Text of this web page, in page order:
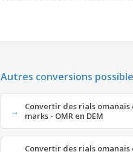
Autres conversions
Convertir des rials omanais
marks - OMR en DEM
Convertir des rials omanais